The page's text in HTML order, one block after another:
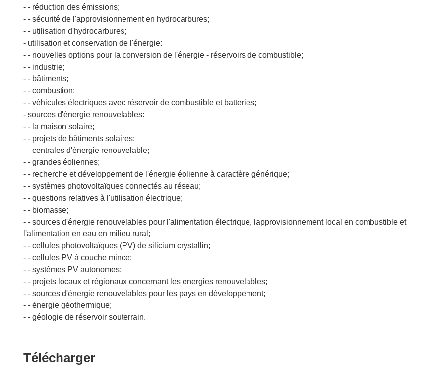
- - réduction des émissions;
- - sécurité de l'approvisionnement en hydrocarbures;
- - utilisation d'hydrocarbures;
- utilisation et conservation de l'énergie:
- - nouvelles options pour la conversion de l'énergie - réservoirs de combustible;
- - industrie;
- - bâtiments;
- - combustion;
- - véhicules électriques avec réservoir de combustible et batteries;
- sources d'énergie renouvelables:
- - la maison solaire;
- - projets de bâtiments solaires;
- - centrales d'énergie renouvelable;
- - grandes éoliennes;
- - recherche et développement de l'énergie éolienne à caractère générique;
- - systèmes photovoltaïques connectés au réseau;
- - questions relatives à l'utilisation électrique;
- - biomasse;
- - sources d'énergie renouvelables pour l'alimentation électrique, lapprovisionnement local en combustible et
l'alimentation en eau en milieu rural;
- - cellules photovoltaïques (PV) de silicium crystallin;
- - cellules PV à couche mince;
- - systèmes PV autonomes;
- - projets locaux et régionaux concernant les énergies renouvelables;
- - sources d'énergie renouvelables pour les pays en développement;
- - énergie géothermique;
- - géologie de réservoir souterrain.
TéléchargerTélécharger